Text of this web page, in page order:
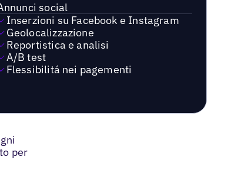
social
Inserzioni su Facebook e Instagram
Geolocalizzazione
Reportistica e analisi
A/B test
Flessibilitá nei pagementi
per